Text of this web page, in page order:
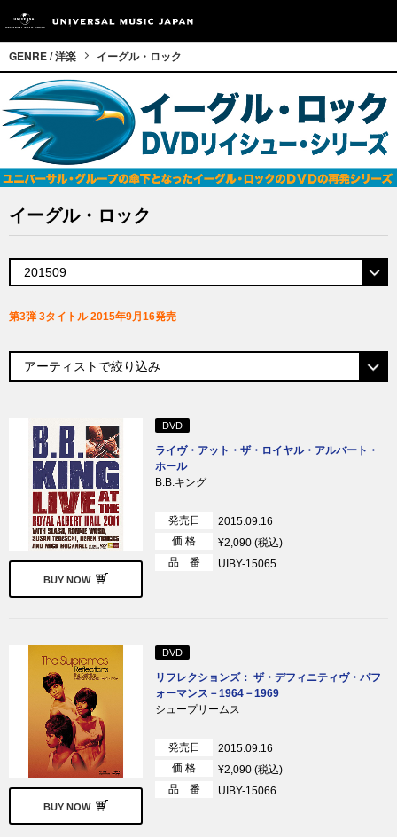
GENRE / 洋楽 イーグル・ロック
イーグル・ロック
第3弾 3タイトル 2015年9月16発売
BUY NOW
DVD
ライヴ・アット・ザ・ロイヤル・アルバート・
ホール
B.B.キング
発売日
2015.09.16
価 格
¥2,090 (税込)
品 番
UIBY-15065
BUY NOW
DVD
リフレクションズ： ザ・デフィニティヴ・パフ
ォーマンス－1964－1969
シュープリームス
発売日
2015.09.16
価 格
¥2,090 (税込)
品 番
UIBY-15066